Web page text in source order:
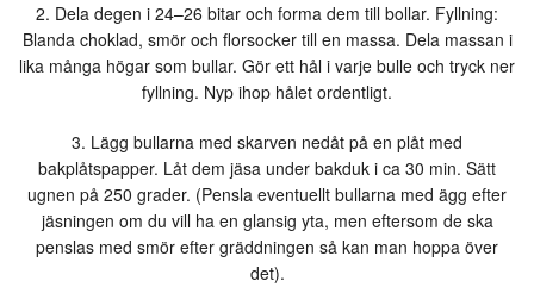
2. Dela degen i 24–26 bitar och forma dem till bollar. Fyllning:
Blanda choklad, smör och florsocker till en massa. Dela massan i
lika många högar som bullar. Gör ett hål i varje bulle och tryck ner
fyllning. Nyp ihop hålet ordentligt.
3. Lägg bullarna med skarven nedåt på en plåt med
bakplåtspapper. Låt dem jäsa under bakduk i ca 30 min. Sätt
ugnen på 250 grader. (Pensla eventuellt bullarna med ägg efter
jäsningen om du vill ha en glansig yta, men eftersom de ska
penslas med smör efter gräddningen så kan man hoppa över
det).